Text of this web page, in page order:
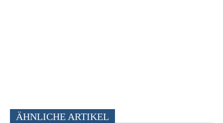
ÄHNLICHE ARTIKEL